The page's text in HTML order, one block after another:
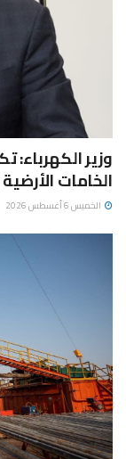
وزير الكهرباء:
الخامات الأرضية
الخميس 6 أغسطس 2026